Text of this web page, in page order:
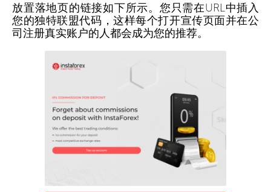
放置落地页的链接如下所示。您只需在URL中插入
您的独特联盟代码，这样每个打开宣传页面并在公
司注册真实账户的人都会成为您的推荐。